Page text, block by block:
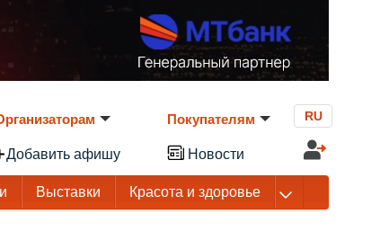
Добавить афишу
Покупателям
Новости
RU
Выставки Красота и здоровье